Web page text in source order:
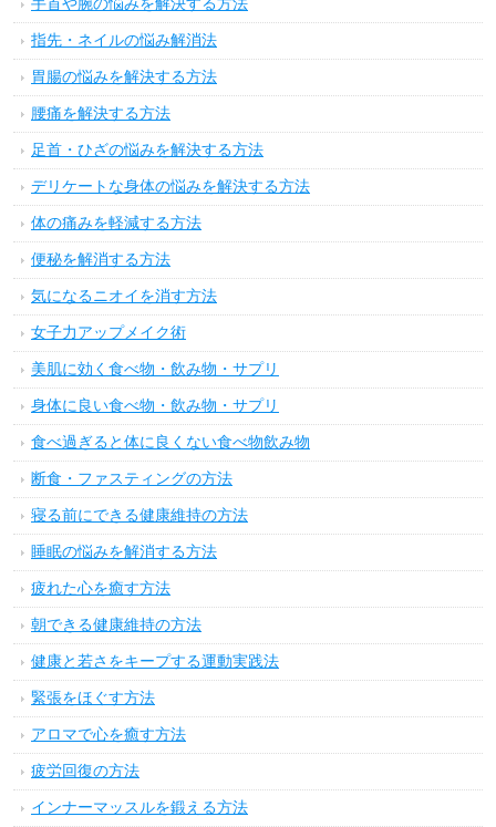
手首や腕の悩みを解決する方法
指先・ネイルの悩み解消法
胃腸の悩みを解決する方法
腰痛を解決する方法
足首・ひざの悩みを解決する方法
デリケートな身体の悩みを解決する方法
体の痛みを軽減する方法
便秘を解消する方法
気になるニオイを消す方法
女子力アップメイク術
美肌に効く食べ物・飲み物・サプリ
身体に良い食べ物・飲み物・サプリ
食べ過ぎると体に良くない食べ物飲み物
断食・ファスティングの方法
寝る前にできる健康維持の方法
睡眠の悩みを解消する方法
疲れた心を癒す方法
朝できる健康維持の方法
健康と若さをキープする運動実践法
緊張をほぐす方法
アロマで心を癒す方法
疲労回復の方法
インナーマッスルを鍛える方法